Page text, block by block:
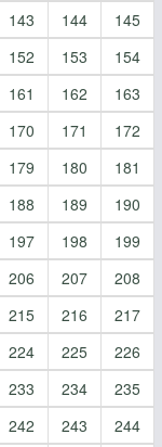
143 144
145
152 153
154
161 162
163
170 171
172
179 180
181
188 189
190
197 198
199
206 207
208
215 216
217
224 225
226
233 234
235
242 243 244